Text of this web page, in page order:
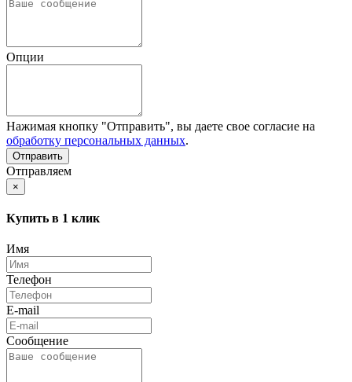
Опции
Нажимая кнопку "Отправить", вы даете свое согласие на
обработку персональных данных.
Отправляем
×
Купить в 1 клик
Имя
Телефон
E-mail
Сообщение